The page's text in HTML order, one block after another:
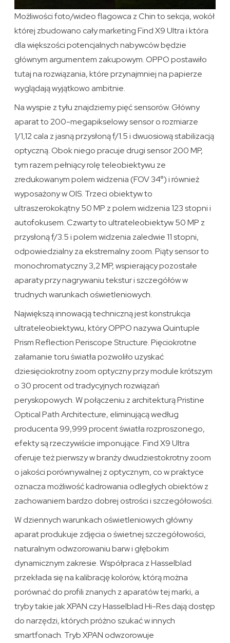
Możliwości foto/wideo flagowca z Chin to sekcja, wokół
której zbudowano cały marketing Find X9 Ultra i która
dla większości potencjalnych nabywców będzie
głównym argumentem zakupowym. OPPO postawiło
tutaj na rozwiązania, które przynajmniej na papierze
wyglądają wyjątkowo ambitnie.
Na wyspie z tyłu znajdziemy pięć sensorów. Główny
aparat to 200-megapikselowy sensor o rozmiarze
1/1,12 cala z jasną przysłoną f/1.5 i dwuosiową stabilizacją
optyczną. Obok niego pracuje drugi sensor 200 MP,
tym razem pełniący rolę teleobiektywu ze
zredukowanym polem widzenia (FOV 34°) i również
wyposażony w OIS. Trzeci obiektyw to
ultraszerokokątny 50 MP z polem widzenia 123 stopni i
autofokusem. Czwarty to ultrateleobiektyw 50 MP z
przysłoną f/3.5 i polem widzenia zaledwie 11 stopni,
odpowiedzialny za ekstremalny zoom. Piąty sensor to
monochromatyczny 3,2 MP, wspierający pozostałe
aparaty przy nagrywaniu tekstur i szczegółów w
trudnych warunkach oświetleniowych.
Największą innowacją techniczną jest konstrukcja
ultrateleobiektywu, który OPPO nazywa Quintuple
Prism Reflection Periscope Structure. Pięciokrotne
załamanie toru światła pozwoliło uzyskać
dziesięciokrotny zoom optyczny przy module krótszym
o 30 procent od tradycyjnych rozwiązań
peryskopowych. W połączeniu z architekturą Pristine
Optical Path Architecture, eliminującą według
producenta 99,999 procent światła rozproszonego,
efekty są rzeczywiście imponujące. Find X9 Ultra
oferuje też pierwszy w branży dwudziestokrotny zoom
o jakości porównywalnej z optycznym, co w praktyce
oznacza możliwość kadrowania odległych obiektów z
zachowaniem bardzo dobrej ostrości i szczegółowości.
W dziennych warunkach oświetleniowych główny
aparat produkuje zdjęcia o świetnej szczegółowości,
naturalnym odwzorowaniu barw i głębokim
dynamicznym zakresie. Współpraca z Hasselblad
przekłada się na kalibrację kolorów, którą można
porównać do profili znanych z aparatów tej marki, a
tryby takie jak XPAN czy Hasselblad Hi-Res dają dostęp
do narzędzi, których próżno szukać w innych
smartfonach. Tryb XPAN odwzorowuje